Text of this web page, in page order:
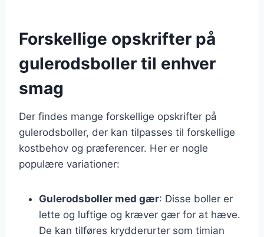
Forskellige opskrifter på
gulerodsboller til enhver
smag
Der findes mange forskellige opskrifter på
gulerodsboller, der kan tilpasses til forskellige
kostbehov og præferencer. Her er nogle
populære variationer:
Gulerodsboller med gær: Disse boller er
lette og luftige og kræver gær for at hæve.
De kan tilføres krydderurter som timian